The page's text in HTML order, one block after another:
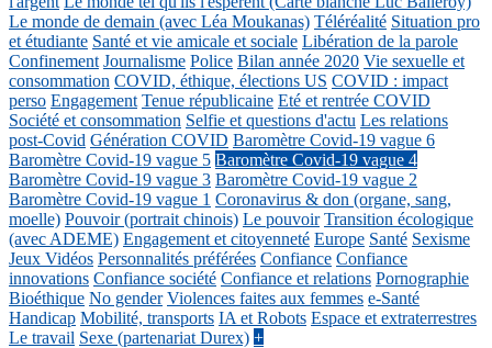
Le monde de demain (avec Léa Moukanas) Téléréalité Situation pro
et étudiante Santé et vie amicale et sociale Libération de la parole
Confinement Journalisme Police Bilan année 2020 Vie sexuelle et
consommation COVID, éthique, élections US COVID : impact
perso Engagement Tenue républicaine Eté et rentrée COVID
Société et consommation Selfie et questions d'actu Les relations
post-Covid Génération COVID Baromètre Covid-19 vague 6
Baromètre Covid-19 vague 5 Baromètre Covid-19 vague 4
Baromètre Covid-19 vague 3 Baromètre Covid-19 vague 2
Baromètre Covid-19 vague 1 Coronavirus & don (organe, sang,
moelle) Pouvoir (portrait chinois) Le pouvoir Transition écologique
(avec ADEME) Engagement et citoyenneté Europe Santé Sexisme
Jeux Vidéos Personnalités préférées Confiance Confiance
innovations Confiance société Confiance et relations Pornographie
Bioéthique No gender Violences faites aux femmes e-Santé
Handicap Mobilité, transports IA et Robots Espace et extraterrestres
Le travail Sexe (partenariat Durex) +